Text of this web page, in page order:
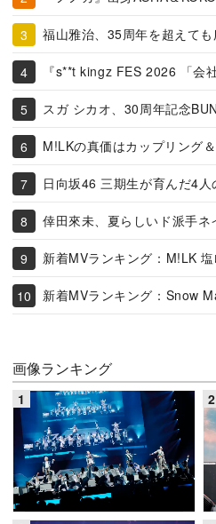
福山雅治、35周年を超えて
『s**t kingz FES 2026 「会
スガ シカオ、30周年記念
M!LKの真価はカップリング
日向坂46 三期生が育んだ4人
倖田來未、夏らしいド派手ネ
新着MVランキング：M!LK
新着MVランキング：Snow
画像ランキング